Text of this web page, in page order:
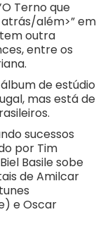
Terno que
além>” em
outra
entre os
de estúdio
mas está de
sucessos
por Tim
Basile sobe
de Amilcar
e Oscar